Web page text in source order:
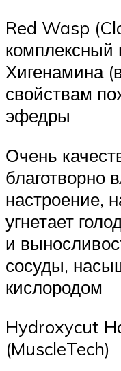
Red Wasp
комплексный
Хигенамина
свойствам
эфедры
Очень
благотворно
настроение,
угнетает
и
сосуды,
кислородом
Hydroxycut
(MuscleTech)